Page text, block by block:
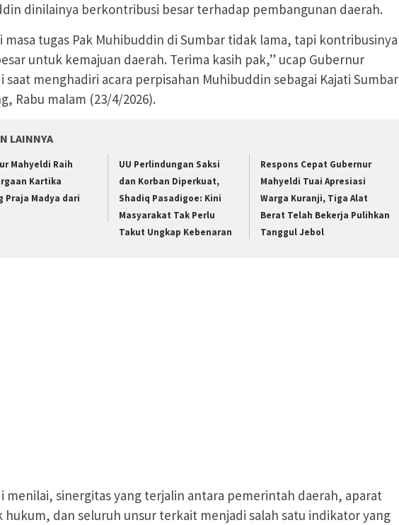
dinilainya berkontribusi besar terhadap pembangunan daerah.
masa tugas Pak Muhibuddin di Sumbar tidak lama, tapi kontribusinya
untuk kemajuan daerah. Terima kasih pak,” ucap Gubernur
saat menghadiri acara perpisahan Muhibuddin sebagai Kajati Sumbar
Rabu malam (23/4/2026).
LAINNYA
Mahyeldi Raih
Kartika
Praja Madya dari
UU Perlindungan Saksi
dan Korban Diperkuat,
Shadiq Pasadigoe: Kini
Masyarakat Tak Perlu
Takut Ungkap Kebenaran
Respons Cepat Gubernur
Mahyeldi Tuai Apresiasi
Warga Kuranji, Tiga Alat
Berat Telah Bekerja Pulihkan
Tanggul Jebol
menilai, sinergitas yang terjalin antara pemerintah daerah, aparat
hukum, dan seluruh unsur terkait menjadi salah satu indikator yang